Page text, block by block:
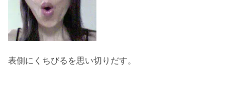
表側にくちびるを思い切りだす。